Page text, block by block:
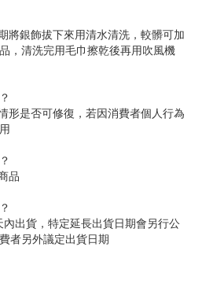
將銀飾拔下來用清水清洗，較髒可加
，清洗完用毛巾擦乾後再用吹風機
形是否可修復，若因消費者個人行為
品
內出貨，特定延長出貨日期會另行公
者另外議定出貨日期